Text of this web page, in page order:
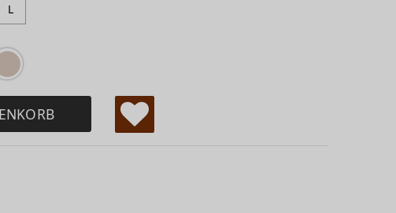
L
W